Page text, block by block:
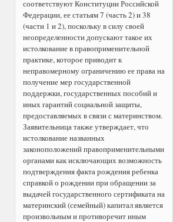
соответствуют Конституции Российской
Федерации, ее статьям 7 (часть 2) и 38
(части 1 и 2), поскольку в силу своей
неопределенности допускают такое их
истолкование в правоприменительной
практике, которое приводит к
неправомерному ограничению ее права на
получение мер государственной
поддержки, государственных пособий и
иных гарантий социальной защиты,
предоставляемых в связи с материнством.
Заявительница также утверждает, что
истолкование названных
законоположений правоприменительными
органами как исключающих возможность
подтверждения факта рождения ребенка
справкой о рождении при обращении за
выдачей государственного сертификата на
материнский (семейный) капитал является
произвольным и противоречит иным